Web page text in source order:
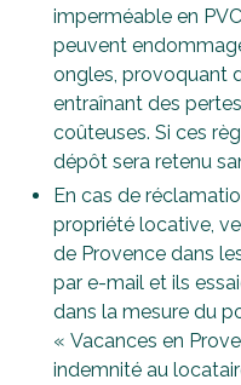
imperméable en
peuvent
ongles, provoquant
entraînant des
coûteuses. Si ces
dépôt sera retenu
En cas de
propriété locative,
de Provence dans
par e-mail et ils
dans la mesure du
« Vacances en
indemnité au